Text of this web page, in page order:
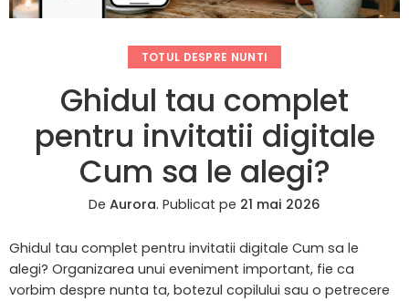
TOTUL DESPRE NUNTI
Ghidul tau complet
pentru invitatii digitale
Cum sa le alegi?
De Aurora. Publicat pe 21 mai 2026
Ghidul tau complet pentru invitatii digitale Cum sa le
alegi? Organizarea unui eveniment important, fie ca
vorbim despre nunta ta, botezul copilului sau o petrecere